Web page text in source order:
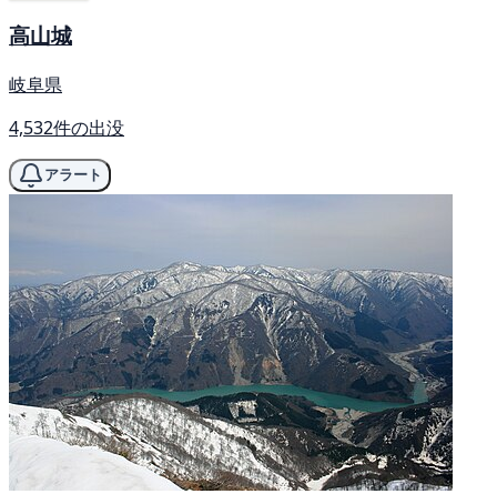
高山城
岐阜県
4,532件の出没
アラート